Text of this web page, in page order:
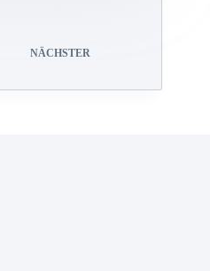
NÄCHSTER